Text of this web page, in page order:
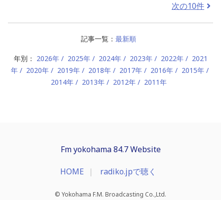
次の10件
記事一覧： 最新順
年別： 2026年 2025年 2024年 2023年 2022年
2021
年
2020年 2019年 2018年 2017年 2016年
2015年
2014年
2013年 2012年 2011年
Fm yokohama 84.7 Website
HOME radiko.jpで聴く
© Yokohama F.M. Broadcasting Co.,Ltd.